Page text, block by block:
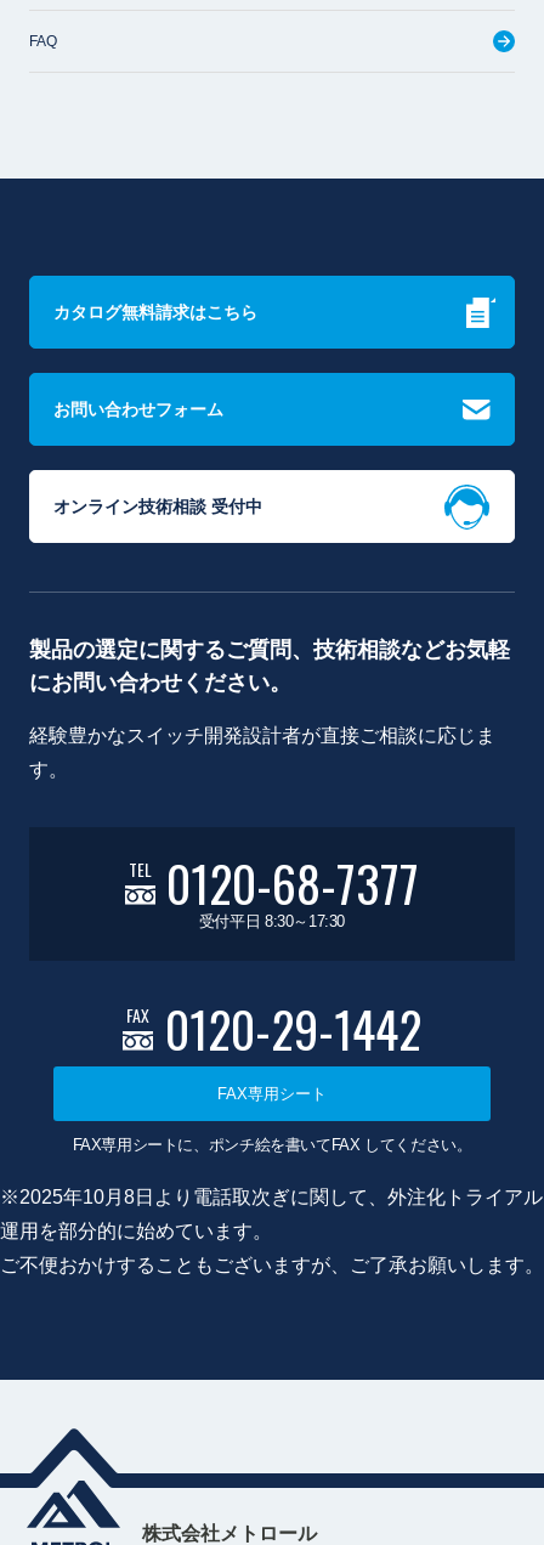
FAQ
カタログ無料請求はこちら
お問い合わせフォーム
オンライン技術相談 受付中
製品の選定に関するご質問、技術相談などお気軽
にお問い合わせください。
経験豊かなスイッチ開発設計者が直接ご相談に応じま
す。
TEL 0120-68-7377
受付平日 8:30～17:30
FAX 0120-29-1442
FAX専用シート
FAX専用シートに、ポンチ絵を書いてFAX してください。
※2025年10月8日より電話取次ぎに関して、外注化トライアル
運用を部分的に始めています。
ご不便おかけすることもございますが、ご了承お願いします。
株式会社メトロール